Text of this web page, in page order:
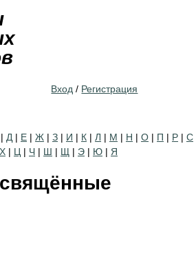
Вход / Регистрация
| Д | Е | Ж | З | И | К | Л | М | Н | О | П | Р | С
Х | Ц | Ч | Ш | Щ | Э | Ю | Я